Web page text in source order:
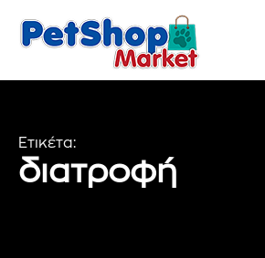
Ετικέτα:
διατροφή